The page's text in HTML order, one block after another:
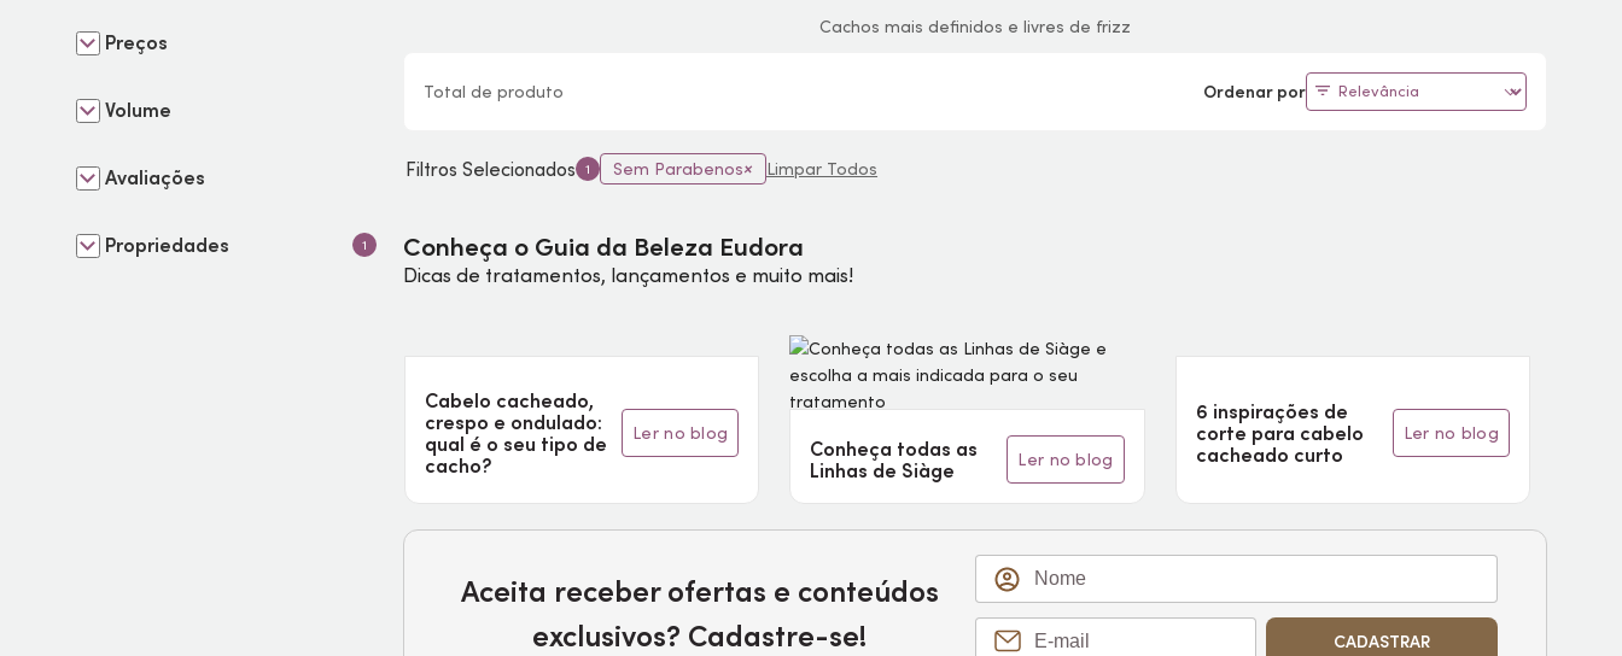
Cachos mais definidos e livres de frizz
Total deproduto Ordenar por
Filtros Selecionados 1 Sem Parabenos Limpar Todos
Conheça o Guia da Beleza Eudora
Dicas de tratamentos, lançamentos e muito mais!
Cabelo cacheado,
crespo e ondulado:
qual é o seu tipo de
cacho?
ler no blog
Conheça todas as
Linhas de Siàge
ler no blog
6 inspirações de
corte para cabelo
cacheado curto
ler no blog
Aceita receber ofertas e conteúdos
exclusivos? Cadastre-se!
CADASTRAR
Preços
Volume
Avaliações
Propriedades 1